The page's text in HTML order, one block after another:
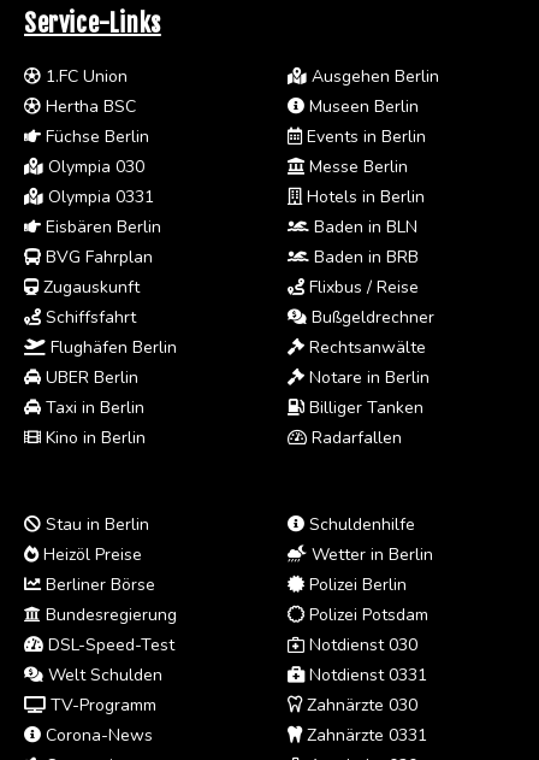
Service-Links
1.FC Union
Hertha BSC
Füchse Berlin
Olympia 030
Olympia 0331
Eisbären Berlin
BVG Fahrplan
Zugauskunft
Schiffsfahrt
Flughäfen Berlin
UBER Berlin
Taxi in Berlin
Kino in Berlin
Ausgehen Berlin
Museen Berlin
Events in Berlin
Messe Berlin
Hotels in Berlin
Baden in BLN
Baden in BRB
Flixbus / Reise
Bußgeldrechner
Rechtsanwälte
Notare in Berlin
Billiger Tanken
Radarfallen
Stau in Berlin
Heizöl Preise
Berliner Börse
Bundesregierung
DSL-Speed-Test
Welt Schulden
TV-Programm
Corona-News
Schuldenhilfe
Wetter in Berlin
Polizei Berlin
Polizei Potsdam
Notdienst 030
Notdienst 0331
Zahnärzte 030
Zahnärzte 0331